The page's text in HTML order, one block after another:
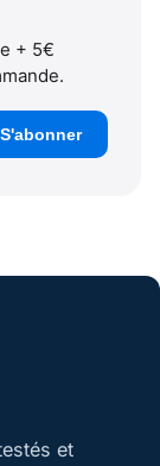
+ 5€
S'abonner
et